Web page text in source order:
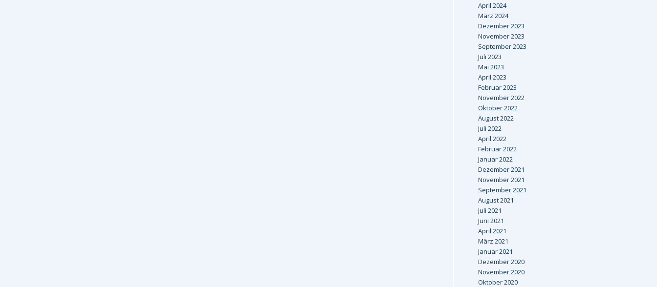
April 2024
März 2024
Dezember 2023
November 2023
September 2023
Juli 2023
Mai 2023
April 2023
Februar 2023
November 2022
Oktober 2022
August 2022
Juli 2022
April 2022
Februar 2022
Januar 2022
Dezember 2021
November 2021
September 2021
August 2021
Juli 2021
Juni 2021
April 2021
März 2021
Januar 2021
Dezember 2020
November 2020
Oktober 2020